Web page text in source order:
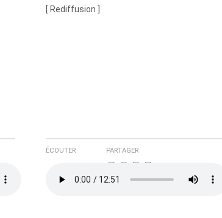
ici
[ Rediffusion ]
ÉCOUTER PARTAGER